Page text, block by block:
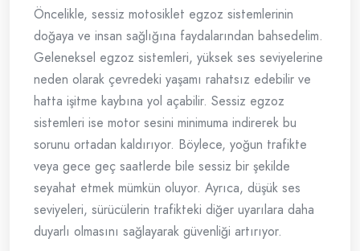
Öncelikle, sessiz motosiklet egzoz sistemlerinin
doğaya ve insan sağlığına faydalarından bahsedelim.
Geleneksel egzoz sistemleri, yüksek ses seviyelerine
neden olarak çevredeki yaşamı rahatsız edebilir ve
hatta işitme kaybına yol açabilir. Sessiz egzoz
sistemleri ise motor sesini minimuma indirerek bu
sorunu ortadan kaldırıyor. Böylece, yoğun trafikte
veya gece geç saatlerde bile sessiz bir şekilde
seyahat etmek mümkün oluyor. Ayrıca, düşük ses
seviyeleri, sürücülerin trafikteki diğer uyarılara daha
duyarlı olmasını sağlayarak güvenliği artırıyor.